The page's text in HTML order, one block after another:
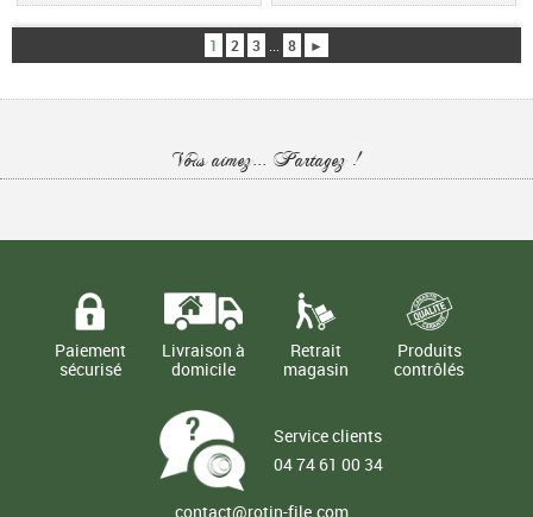
1 2 3 8 ►
Vous aimez... Partagez !
Paiement
sécurisé
Livraison à
domicile
Retrait
magasin
Produits
contrôlés
Service clients
04 74 61 00 34
contact@rotin-file.com